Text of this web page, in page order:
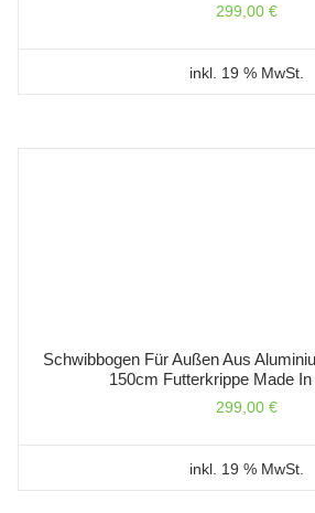
299,00 €
inkl. 19 % MwSt.
Schwibbogen Für Außen Aus
150cm Futterkrippe Made
299,00 €
inkl. 19 % MwSt.